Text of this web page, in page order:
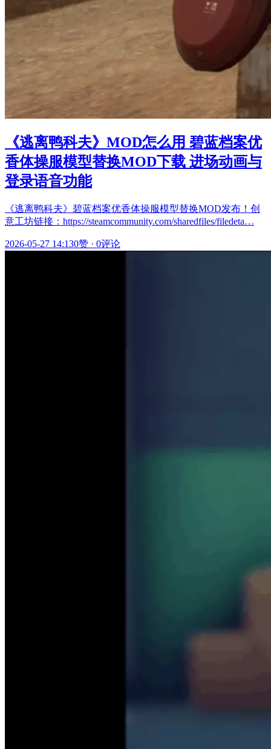
《逃离鸭科夫》MOD怎么用 碧蓝档案优
香体操服模型替换MOD下载 进场动画与
登录语音功能
《逃离鸭科夫》碧蓝档案优香体操服模型替换MOD发布！创
意工坊链接：https://steamcommunity.com/sharedfiles/filedeta…
2026-05-27 14:130赞 · 0评论